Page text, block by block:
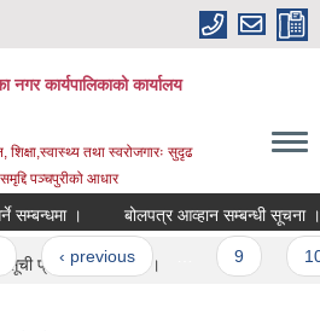
नगर कार्यपालिकाको कार्यालय
तथा स्वरोजगारः सुदृढ
पञ्चपुरीको आधार
। बोलपत्र आव्हान सम्बन्धी सूचना ।
‹ previous …
प्रकाशन सम्बन्धमा ।